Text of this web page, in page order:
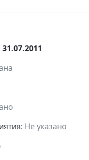
31.07.2011
Не указано